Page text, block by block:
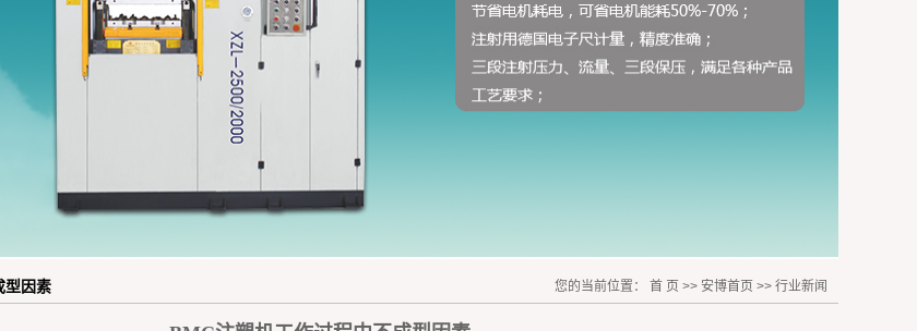
杂件行业
型因素 您的当前位置： 首 页 >> 安博首页 >> 行业新闻